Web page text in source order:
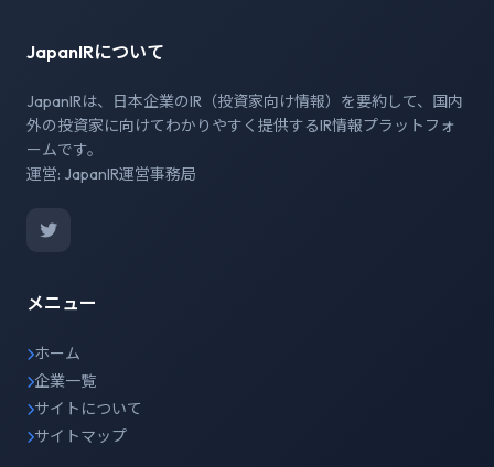
JapanIRについて
JapanIRは、日本企業のIR（投資家向け情報）を要約して、国内
外の投資家に向けてわかりやすく提供するIR情報プラットフォ
ームです。
運営: JapanIR運営事務局
メニュー
ホーム
企業一覧
サイトについて
サイトマップ